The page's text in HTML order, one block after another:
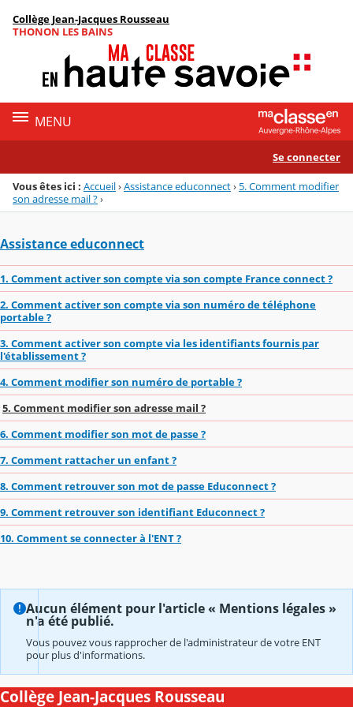
Menu de la rubrique
Contenu
Collège Jean-Jacques Rousseau
THONON LES BAINS
MENU
Se connecter
Vous êtes ici : Accueil›Assistance educonnect› 5. Comment modifier
son adresse mail ?›
Assistance educonnect
1. Comment activer son compte via son compte France connect ?
2. Comment activer son compte via son numéro de téléphone
portable ?
3. Comment activer son compte via les identifiants fournis par
l'établissement ?
4. Comment modifier son numéro de portable ?
5. Comment modifier son adresse mail ?
6. Comment modifier son mot de passe ?
7. Comment rattacher un enfant ?
8. Comment retrouver son mot de passe Educonnect ?
9. Comment retrouver son identifiant Educonnect ?
10. Comment se connecter à l'ENT ?
Aucun élément pour l'article « Mentions légales »
n'a été publié.
Vous pouvez vous rapprocher de l'administrateur de votre ENT
pour plus d'informations.
Collège Jean-Jacques Rousseau